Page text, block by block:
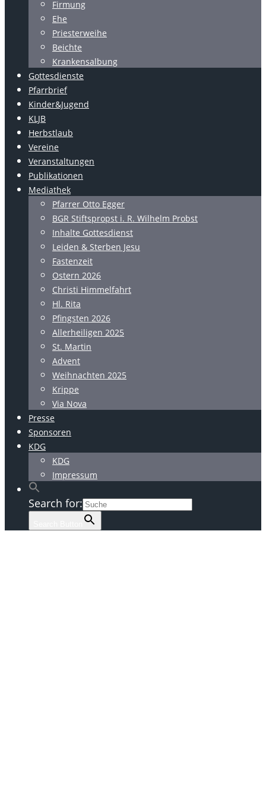
Firmung
Ehe
Priesterweihe
Beichte
Krankensalbung
Gottesdienste
Pfarrbrief
Kinder&Jugend
KLJB
Herbstlaub
Vereine
Veranstaltungen
Publikationen
Mediathek
Pfarrer Otto Egger
BGR Stiftspropst i. R. Wilhelm Probst
Inhalte Gottesdienst
Leiden & Sterben Jesu
Fastenzeit
Ostern 2026
Christi Himmelfahrt
Hl. Rita
Pfingsten 2026
Allerheiligen 2025
St. Martin
Advent
Weihnachten 2025
Krippe
Via Nova
Presse
Sponsoren
KDG
KDG
Impressum
Search for: